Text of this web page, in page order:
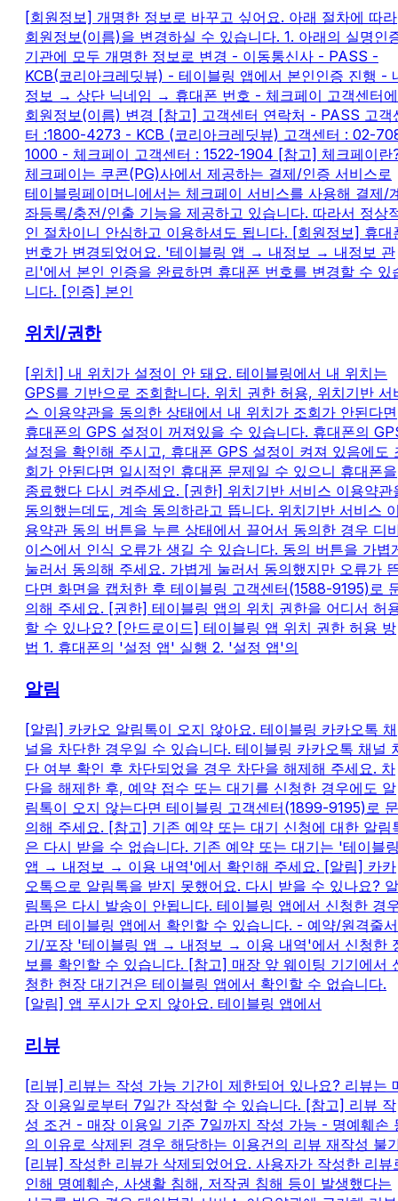
[회원정보] 개명한 정보로 바꾸고 싶어요. 아래 절차에 따라
회원정보(이름)을 변경하실 수 있습니다. 1. 아래의 실명인
기관에 모두 개명한 정보로 변경 - 이동통신사 - PASS -
KCB(코리아크레딧뷰) - 테이블링 앱에서 본인인증 진행 -
정보 → 상단 닉네임 → 휴대폰 번호 - 체크페이 고객센터에
회원정보(이름) 변경 [참고] 고객센터 연락처 - PASS 고객
터 :1800-4273 - KCB (코리아크레딧뷰) 고객센터 : 02-
1000 - 체크페이 고객센터 : 1522-1904 [참고] 체크페이란
체크페이는 쿠콘(PG)사에서 제공하는 결제/인증 서비스로
테이블링페이머니에서는 체크페이 서비스를 사용해 결제/
좌등록/충전/인출 기능을 제공하고 있습니다. 따라서 정상
인 절차이니 안심하고 이용하셔도 됩니다. [회원정보] 휴대
번호가 변경되었어요. '테이블링 앱 → 내정보 → 내정보 관
리'에서 본인 인증을 완료하면 휴대폰 번호를 변경할 수 있
니다. [인증] 본인
위치/권한
[위치] 내 위치가 설정이 안 돼요. 테이블링에서 내 위치는
GPS를 기반으로 조회합니다. 위치 권한 허용, 위치기반 서
스 이용약관을 동의한 상태에서 내 위치가 조회가 안된다면
휴대폰의 GPS 설정이 꺼져있을 수 있습니다. 휴대폰의
설정을 확인해 주시고, 휴대폰 GPS 설정이 켜져 있음에도
회가 안된다면 일시적인 휴대폰 문제일 수 있으니 휴대폰을
종료했다 다시 켜주세요. [권한] 위치기반 서비스 이용약관
동의했는데도, 계속 동의하라고 뜹니다. 위치기반 서비스
용약관 동의 버튼을 누른 상태에서 끌어서 동의한 경우 디
이스에서 인식 오류가 생길 수 있습니다. 동의 버튼을 가볍
눌러서 동의해 주세요. 가볍게 눌러서 동의했지만 오류가
다면 화면을 캡처한 후 테이블링 고객센터(1588-9195)로
의해 주세요. [권한] 테이블링 앱의 위치 권한을 어디서 허
할 수 있나요? [안드로이드] 테이블링 앱 위치 권한 허용 방
법 1. 휴대폰의 '설정 앱' 실행 2. '설정 앱'의
알림
[알림] 카카오 알림톡이 오지 않아요. 테이블링 카카오톡 채
널을 차단한 경우일 수 있습니다. 테이블링 카카오톡 채널
단 여부 확인 후 차단되었을 경우 차단을 해제해 주세요. 차
단을 해제한 후, 예약 접수 또는 대기를 신청한 경우에도 알
림톡이 오지 않는다면 테이블링 고객센터(1899-9195)로 문
의해 주세요. [참고] 기존 예약 또는 대기 신청에 대한 알림
은 다시 받을 수 없습니다. 기존 예약 또는 대기는 '테이블
앱 → 내정보 → 이용 내역'에서 확인해 주세요. [알림] 카카
오톡으로 알림톡을 받지 못했어요. 다시 받을 수 있나요? 알
림톡은 다시 발송이 안됩니다. 테이블링 앱에서 신청한 경
라면 테이블링 앱에서 확인할 수 있습니다. - 예약/원격줄서
기/포장 '테이블링 앱 → 내정보 → 이용 내역'에서 신청한
보를 확인할 수 있습니다. [참고] 매장 앞 웨이팅 기기에서
청한 현장 대기건은 테이블링 앱에서 확인할 수 없습니다.
[알림] 앱 푸시가 오지 않아요. 테이블링 앱에서
리뷰
[리뷰] 리뷰는 작성 가능 기간이 제한되어 있나요? 리뷰는
장 이용일로부터 7일간 작성할 수 있습니다. [참고] 리뷰 작
성 조건 - 매장 이용일 기준 7일까지 작성 가능 - 명예훼손
의 이유로 삭제된 경우 해당하는 이용건의 리뷰 재작성 불
[리뷰] 작성한 리뷰가 삭제되었어요. 사용자가 작성한 리뷰
인해 명예훼손, 사생활 침해, 저작권 침해 등이 발생했다는